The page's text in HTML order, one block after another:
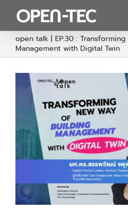
content
open talk | EP.30 :
Management with Digital Twin